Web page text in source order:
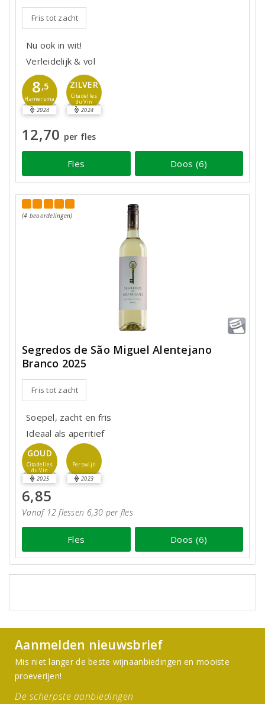
Fris tot zacht
Nu ook in wit!
Verleidelijk & vol
8,5
Hamersma
2024
ZILVER
Citadelles
du Vin
2024
12,70 per fles
Fles Doos (6)
(4 beoordelingen)
Segredos de São Miguel Alentejano
Branco 2025
Fris tot zacht
Soepel, zacht en fris
Ideaal als aperitief
GOUD
Citadelles
du Vin
2025
Perswijn
2023
6,85
Vanaf 12 flessen 6,30 per fles
Fles Doos (6)
Aanmelden nieuwsbrief
Mis niet langer de beste wijnaanbiedingen en mooiste
proeverijen!
De scherpste aanbiedingen